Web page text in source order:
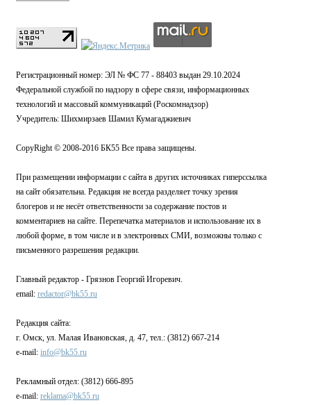
Регистрационный номер: ЭЛ № ФС 77 - 88403 выдан 29.10.2024
Федеральной службой по надзору в сфере связи, информационных
технологий и массовый коммуникаций (Роскомнадзор)
Учредитель: Шихмирзаев Шамил Кумагаджиевич
CopyRight © 2008-2016 БК55 Все права защищены.
При размещении информации с сайта в других источниках гиперссылка
на сайт обязательна. Редакция не всегда разделяет точку зрения
блогеров и не несёт ответственности за содержание постов и
комментариев на сайте. Перепечатка материалов и использование их в
любой форме, в том числе и в электронных СМИ, возможны только с
письменного разрешения редакции.
Главный редактор - Грязнов Георгий Игоревич.
email: redactor@bk55.ru
Редакция сайта:
г. Омск, ул. Малая Ивановская, д. 47, тел.: (3812) 667-214
e-mail: info@bk55.ru
Рекламный отдел: (3812) 666-895
e-mail: reklama@bk55.ru